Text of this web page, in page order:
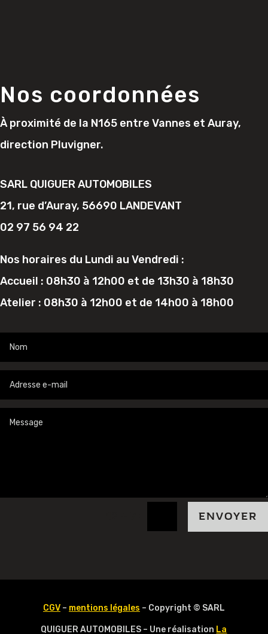
Nos coordonnées
À proximité de la N165 entre Vannes et Auray,
direction Pluvigner.
SARL QUIGUER AUTOMOBILES
21, rue d’Auray, 56690 LANDEVANT
02 97 56 94 22
Nos horaires du Lundi au Vendredi :
Accueil : 08h30 à 12h00 et de 13h30 à 18h30
Atelier : 08h30 à 12h00 et de 14h00 à 18h00
ENVOYER
CGV– mentions légales – Copyright © SARL
QUIGUER AUTOMOBILES – Une réalisation La